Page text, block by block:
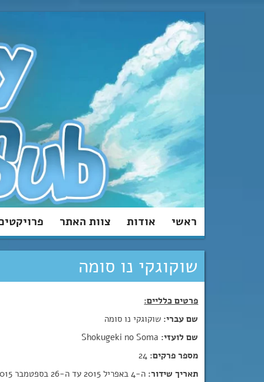
ראשי אודות צוות האתר
שוקוגקי נו סומה
פרטים כלליים:
שם עברי: שוקוגקי נו סומה
שם לועזי:
מספר פרקים:
תאריך שידור: ה-4 באפריל 2015 עד ה-26 בספטמבר 2015